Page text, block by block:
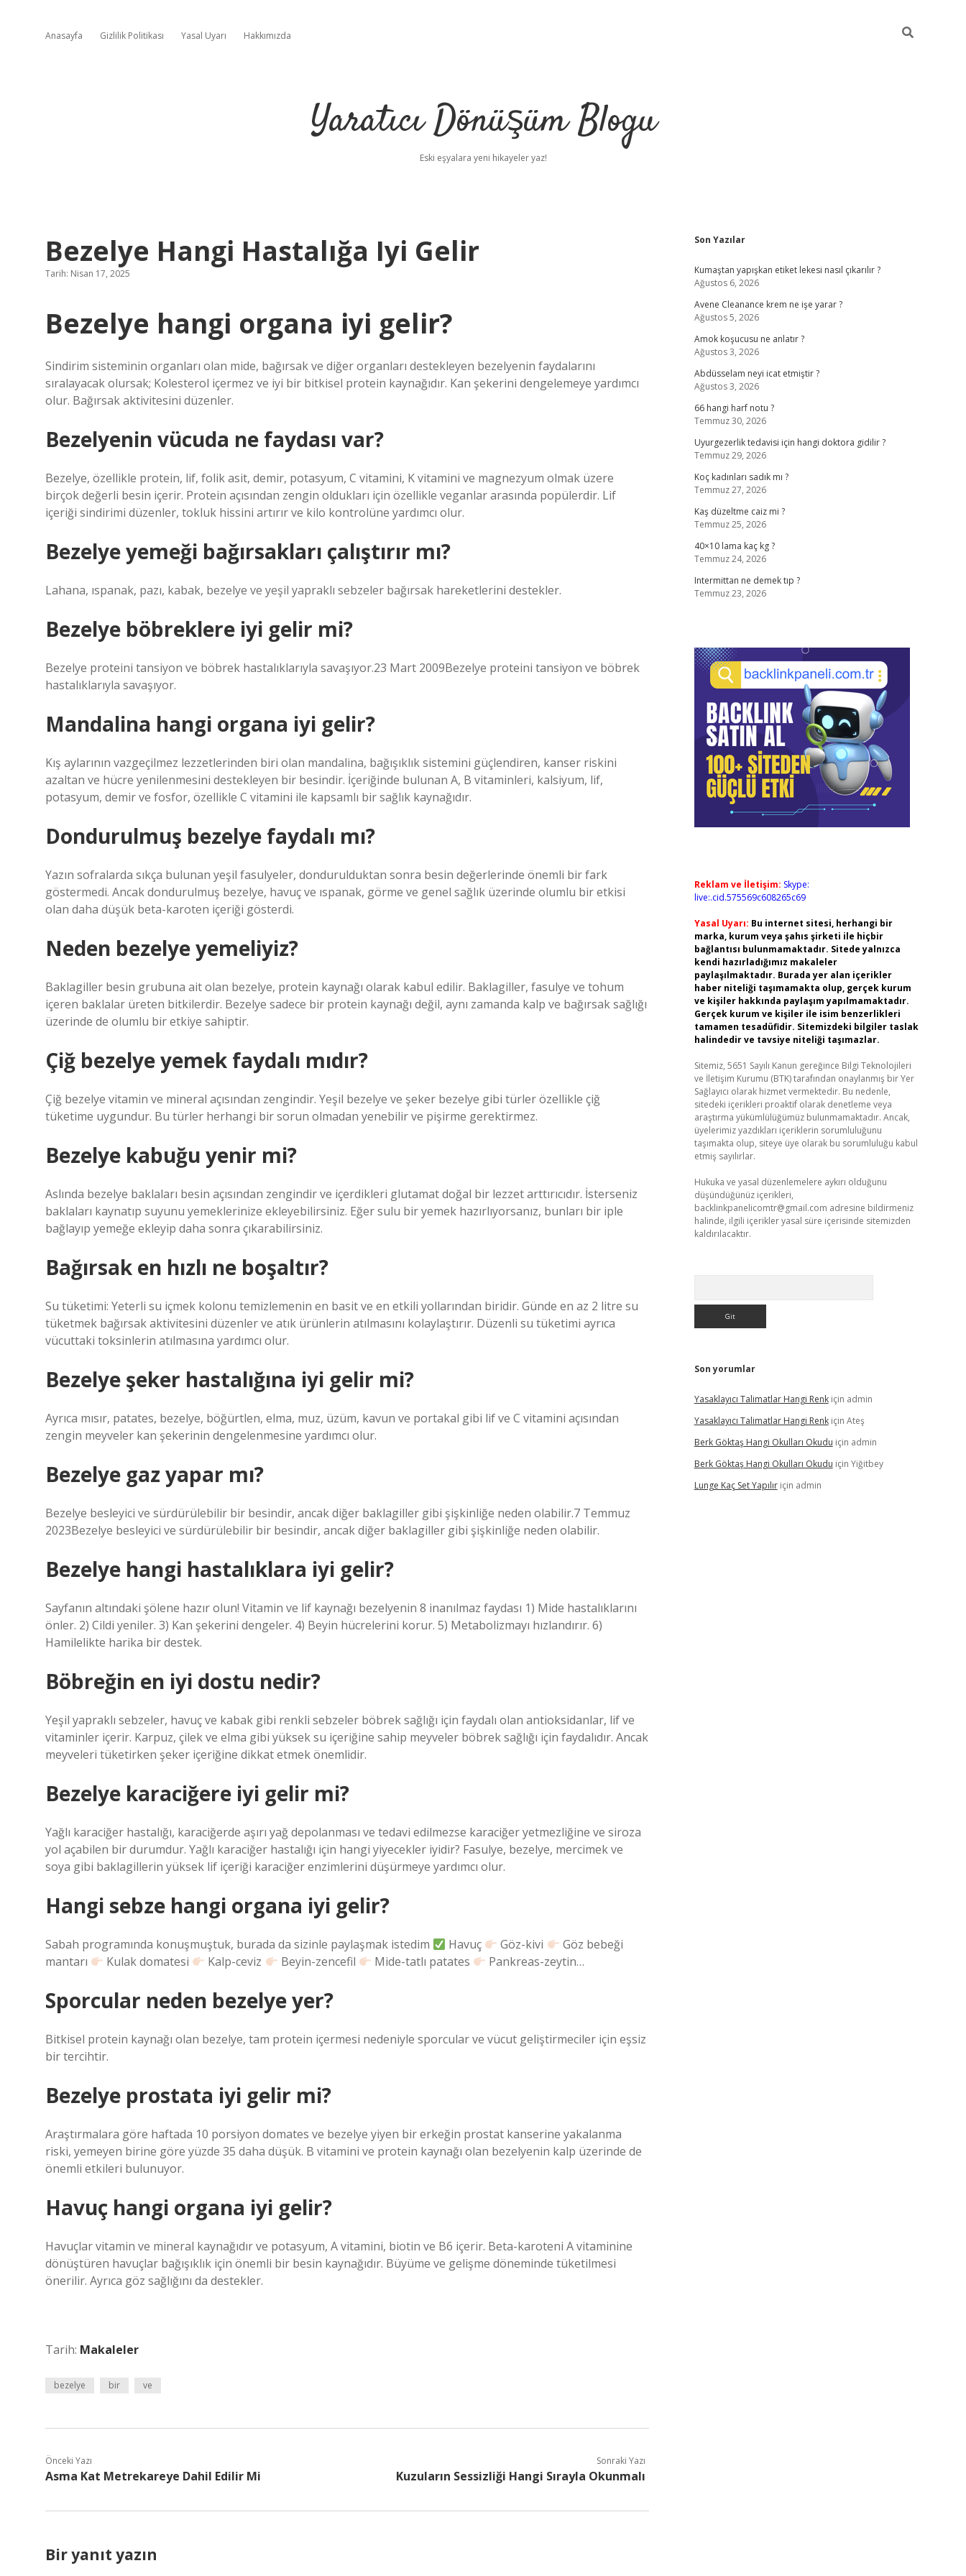
Anasayfa Gizlilik Politikası Yasal Uyarı Hakkımızda
Yaratıcı Dönüşüm Blogu
Eski eşyalara yeni hikayeler yaz!
Bezelye Hangi Hastalığa Iyi Gelir
Tarih: Nisan 17, 2025
Bezelye hangi organa iyi gelir?
Sindirim sisteminin organları olan mide, bağırsak ve diğer organları destekleyen bezelyenin faydalarını
sıralayacak olursak; Kolesterol içermez ve iyi bir bitkisel protein kaynağıdır. Kan şekerini dengelemeye yardımcı
olur. Bağırsak aktivitesini düzenler.
Bezelyenin vücuda ne faydası var?
Bezelye, özellikle protein, lif, folik asit, demir, potasyum, C vitamini, K vitamini ve magnezyum olmak üzere
birçok değerli besin içerir. Protein açısından zengin oldukları için özellikle veganlar arasında popülerdir. Lif
içeriği sindirimi düzenler, tokluk hissini artırır ve kilo kontrolüne yardımcı olur.
Bezelye yemeği bağırsakları çalıştırır mı?
Lahana, ıspanak, pazı, kabak, bezelye ve yeşil yapraklı sebzeler bağırsak hareketlerini destekler.
Bezelye böbreklere iyi gelir mi?
Bezelye proteini tansiyon ve böbrek hastalıklarıyla savaşıyor.23 Mart 2009Bezelye proteini tansiyon ve böbrek
hastalıklarıyla savaşıyor.
Mandalina hangi organa iyi gelir?
Kış aylarının vazgeçilmez lezzetlerinden biri olan mandalina, bağışıklık sistemini güçlendiren, kanser riskini
azaltan ve hücre yenilenmesini destekleyen bir besindir. İçeriğinde bulunan A, B vitaminleri, kalsiyum, lif,
potasyum, demir ve fosfor, özellikle C vitamini ile kapsamlı bir sağlık kaynağıdır.
Dondurulmuş bezelye faydalı mı?
Yazın sofralarda sıkça bulunan yeşil fasulyeler, dondurulduktan sonra besin değerlerinde önemli bir fark
göstermedi. Ancak dondurulmuş bezelye, havuç ve ıspanak, görme ve genel sağlık üzerinde olumlu bir etkisi
olan daha düşük beta-karoten içeriği gösterdi.
Neden bezelye yemeliyiz?
Baklagiller besin grubuna ait olan bezelye, protein kaynağı olarak kabul edilir. Baklagiller, fasulye ve tohum
içeren baklalar üreten bitkilerdir. Bezelye sadece bir protein kaynağı değil, aynı zamanda kalp ve bağırsak sağlığı
üzerinde de olumlu bir etkiye sahiptir.
Çiğ bezelye yemek faydalı mıdır?
Çiğ bezelye vitamin ve mineral açısından zengindir. Yeşil bezelye ve şeker bezelye gibi türler özellikle çiğ
tüketime uygundur. Bu türler herhangi bir sorun olmadan yenebilir ve pişirme gerektirmez.
Bezelye kabuğu yenir mi?
Aslında bezelye baklaları besin açısından zengindir ve içerdikleri glutamat doğal bir lezzet arttırıcıdır. İsterseniz
baklaları kaynatıp suyunu yemeklerinize ekleyebilirsiniz. Eğer sulu bir yemek hazırlıyorsanız, bunları bir iple
bağlayıp yemeğe ekleyip daha sonra çıkarabilirsiniz.
Bağırsak en hızlı ne boşaltır?
Su tüketimi: Yeterli su içmek kolonu temizlemenin en basit ve en etkili yollarından biridir. Günde en az 2 litre su
tüketmek bağırsak aktivitesini düzenler ve atık ürünlerin atılmasını kolaylaştırır. Düzenli su tüketimi ayrıca
vücuttaki toksinlerin atılmasına yardımcı olur.
Bezelye şeker hastalığına iyi gelir mi?
Ayrıca mısır, patates, bezelye, böğürtlen, elma, muz, üzüm, kavun ve portakal gibi lif ve C vitamini açısından
zengin meyveler kan şekerinin dengelenmesine yardımcı olur.
Bezelye gaz yapar mı?
Bezelye besleyici ve sürdürülebilir bir besindir, ancak diğer baklagiller gibi şişkinliğe neden olabilir.7 Temmuz
2023Bezelye besleyici ve sürdürülebilir bir besindir, ancak diğer baklagiller gibi şişkinliğe neden olabilir.
Bezelye hangi hastalıklara iyi gelir?
Sayfanın altındaki şölene hazır olun! Vitamin ve lif kaynağı bezelyenin 8 inanılmaz faydası 1) Mide hastalıklarını
önler. 2) Cildi yeniler. 3) Kan şekerini dengeler. 4) Beyin hücrelerini korur. 5) Metabolizmayı hızlandırır. 6)
Hamilelikte harika bir destek.
Böbreğin en iyi dostu nedir?
Yeşil yapraklı sebzeler, havuç ve kabak gibi renkli sebzeler böbrek sağlığı için faydalı olan antioksidanlar, lif ve
vitaminler içerir. Karpuz, çilek ve elma gibi yüksek su içeriğine sahip meyveler böbrek sağlığı için faydalıdır. Ancak
meyveleri tüketirken şeker içeriğine dikkat etmek önemlidir.
Bezelye karaciğere iyi gelir mi?
Yağlı karaciğer hastalığı, karaciğerde aşırı yağ depolanması ve tedavi edilmezse karaciğer yetmezliğine ve siroza
yol açabilen bir durumdur. Yağlı karaciğer hastalığı için hangi yiyecekler iyidir? Fasulye, bezelye, mercimek ve
soya gibi baklagillerin yüksek lif içeriği karaciğer enzimlerini düşürmeye yardımcı olur.
Hangi sebze hangi organa iyi gelir?
Sabah programında konuşmuştuk, burada da sizinle paylaşmak istedim Havuç Göz-kivi
Göz bebeği
mantarı
Kulak domatesi Kalp-ceviz Beyin-zencefil Mide-tatlı patates Pankreas-zeytin…
Sporcular neden bezelye yer?
Bitkisel protein kaynağı olan bezelye, tam protein içermesi nedeniyle sporcular ve vücut geliştirmeciler için eşsiz
bir tercihtir.
Bezelye prostata iyi gelir mi?
Araştırmalara göre haftada 10 porsiyon domates ve bezelye yiyen bir erkeğin prostat kanserine yakalanma
riski, yemeyen birine göre yüzde 35 daha düşük. B vitamini ve protein kaynağı olan bezelyenin kalp üzerinde de
önemli etkileri bulunuyor.
Havuç hangi organa iyi gelir?
Havuçlar vitamin ve mineral kaynağıdır ve potasyum, A vitamini, biotin ve B6 içerir. Beta-karoteni A vitaminine
dönüştüren havuçlar bağışıklık için önemli bir besin kaynağıdır. Büyüme ve gelişme döneminde tüketilmesi
önerilir. Ayrıca göz sağlığını da destekler.
Tarih: Makaleler
bezelye bir ve
Önceki Yazı
Asma Kat Metrekareye Dahil Edilir Mi
Sonraki Yazı
Kuzuların Sessizliği Hangi Sırayla Okunmalı
Bir yanıt yazın
Sidebar
Son Yazılar
Kumaştan yapışkan etiket lekesi nasıl çıkarılır ?
Ağustos 6, 2026
Avene Cleanance krem ne işe yarar ?
Ağustos 5, 2026
Amok koşucusu ne anlatır ?
Ağustos 3, 2026
Abdüsselam neyi icat etmiştir ?
Ağustos 3, 2026
66 hangi harf notu ?
Temmuz 30, 2026
Uyurgezerlik tedavisi için hangi doktora gidilir ?
Temmuz 29, 2026
Koç kadınları sadık mı ?
Temmuz 27, 2026
Kaş düzeltme caiz mi ?
Temmuz 25, 2026
40×10 lama kaç kg ?
Temmuz 24, 2026
Intermittan ne demek tıp ?
Temmuz 23, 2026
Reklam ve İletişim: Skype:
live:.cid.575569c608265c69
Yasal Uyarı: Bu internet sitesi, herhangi bir
marka, kurum veya şahıs şirketi ile hiçbir
bağlantısı bulunmamaktadır. Sitede yalnızca
kendi hazırladığımız makaleler
paylaşılmaktadır. Burada yer alan içerikler
haber niteliği taşımamakta olup, gerçek kurum
ve kişiler hakkında paylaşım yapılmamaktadır.
Gerçek kurum ve kişiler ile isim benzerlikleri
tamamen tesadüfidir. Sitemizdeki bilgiler taslak
halindedir ve tavsiye niteliği taşımazlar.
Sitemiz, 5651 Sayılı Kanun gereğince Bilgi Teknolojileri
ve İletişim Kurumu (BTK) tarafından onaylanmış bir Yer
Sağlayıcı olarak hizmet vermektedir. Bu nedenle,
sitedeki içerikleri proaktif olarak denetleme veya
araştırma yükümlülüğümüz bulunmamaktadır. Ancak,
üyelerimiz yazdıkları içeriklerin sorumluluğunu
taşımakta olup, siteye üye olarak bu sorumluluğu kabul
etmiş sayılırlar.
Hukuka ve yasal düzenlemelere aykırı olduğunu
düşündüğünüz içerikleri,
backlinkpanelicomtr@gmail.com adresine bildirmeniz
halinde, ilgili içerikler yasal süre içerisinde sitemizden
kaldırılacaktır.
Son yorumlar
Yasaklayıcı Talimatlar Hangi Renkiçin admin
Yasaklayıcı Talimatlar Hangi Renkiçin Ateş
Berk Göktaş Hangi Okulları Okudu için admin
Berk Göktaş Hangi Okulları Okudu için Yiğitbey
Lunge Kaç Set Yapılıriçin admin